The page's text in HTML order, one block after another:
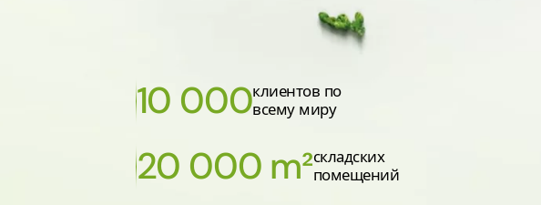
10 000клиентов по
всему миру
20 000 m²складских
помещений